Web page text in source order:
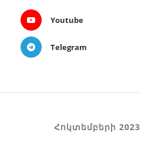
Youtube
Telegram
Հոկտեմբերի 2023